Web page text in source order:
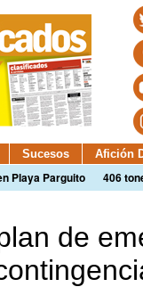
Sucesos Afición
Playa Parguito 406
de